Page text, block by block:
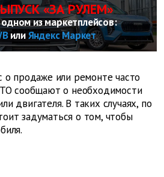
«ЗА РУЛЕМ»
из маркетплейсов:
илиЯндекс Маркет
о продаже или ремонте часто
сообщают о необходимости
двигателя. В таких случаях, по
задуматься о том, чтобы